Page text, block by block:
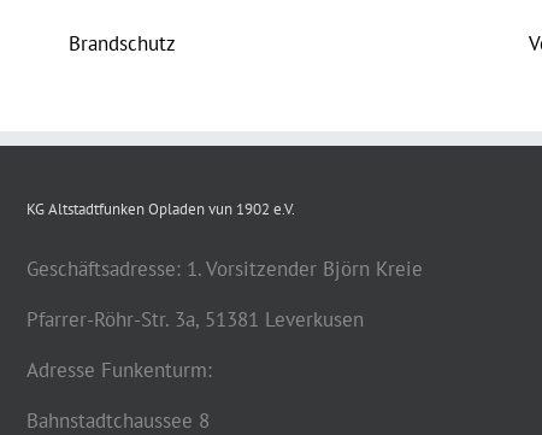
Brandschutz
KG Altstadtfunken Opladen vun 1902 e.V.
Geschäftsadresse: 1. Vorsitzender Björn Kreie
Pfarrer-Röhr-Str. 3a, 51381 Leverkusen
Adresse Funkenturm:
Bahnstadtchaussee 8